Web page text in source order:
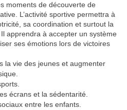
moments de découverte de
L’activité sportive permettra à
sa coordination et surtout la
apprendra à accepter un système
ses émotions lors de victoires
la vie des jeunes et augmenter
écrans et la sédentarité.
entre les enfants.